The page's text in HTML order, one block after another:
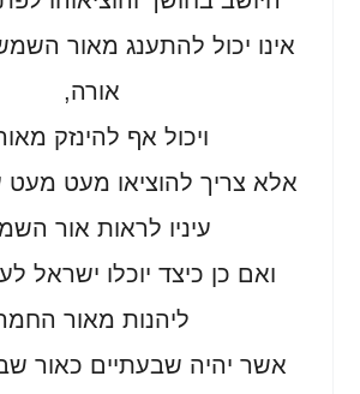
אינו יכול להתענג מאור
אורה,
ויכול אף להינזק
אלא צריך להוציאו מעט מעט
עיניו לראות אור
ואם כן כיצד יוכלו ישראל
ליהנות מאור
אשר יהיה שבעתיים כאור